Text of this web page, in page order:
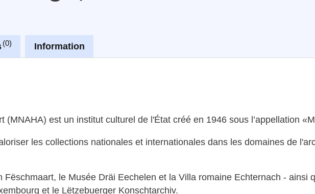
0 Information
est un institut culturel de l'État créé en 1946 sous l’appellation
les collections nationales et internationales dans les domaines de
le Musée Dräi Eechelen et la Villa romaine Echternach - ainsi
et le Lëtzebuerger Konschtarchiv.